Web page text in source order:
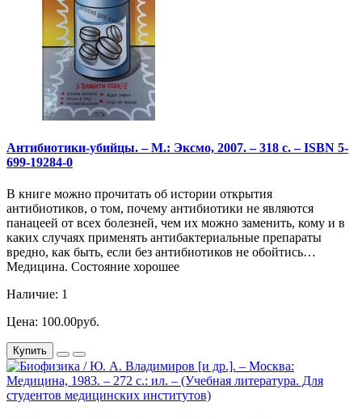
Антибиотики-убийцы. – М.: Эксмо, 2007. – 318 с. – ISBN 5-
699-19284-0
В книге можно прочитать об истории открытия
антибиотиков, о том, почему антибиотики не являются
панацеей от всех болезней, чем их можно заменить, кому и в
каких случаях применять антибактериальные препараты
вредно, как быть, если без антибиотиков не обойтись…
Медицина. Состояние хорошее
Наличие: 1
Цена: 100.00руб.
Купить